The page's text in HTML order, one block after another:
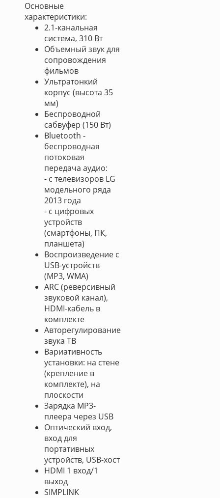
Основные
характеристики:
2.1-канальная
система, 310 Вт
Объемный звук для
сопровождения
фильмов
Ультратонкий
корпус (высота 35
мм)
Беспроводной
сабвуфер (150 Вт)
Bluetooth -
беспроводная
потоковая
передача аудио:
- с телевизоров LG
модельного ряда
2013 года
- с цифровых
устройств
(смартфоны, ПК,
планшета)
Воспроизведение с
USB-устройств
(MP3, WMA)
ARC (реверсивный
звуковой канал),
HDMI-кабель в
комплекте
Авторегулирование
звука ТВ
Вариативность
установки: на стене
(крепление в
комплекте), на
плоскости
Зарядка MP3-
плеера через USB
Оптический вход,
вход для
портативных
устройств, USB-хост
HDMI 1 вход/1
выход
SIMPLINK